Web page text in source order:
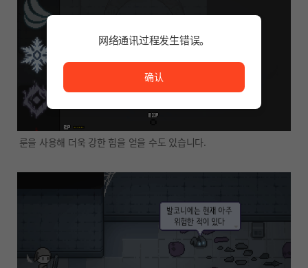
룬을 사용해 더욱 강한 힘을 얻을 수도 있습니다.
网络通讯过程发生错误。
确认